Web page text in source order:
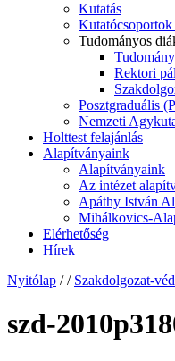
Kutatás
Kutatócsoportok
Tudományos
Rektori
Posztgraduális
Nemzeti
Holttest felajánlás
Alapítványaink
Alapítványaink
Az intézet
Apáthy István
Mihálkovics-
Elérhetőség
Hírek
Nyitólap / / Szakdolgozat-
szd-